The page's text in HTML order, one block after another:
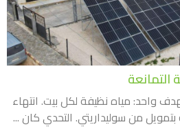
والهدف واحد: مياه نظيفة لكل بيت. انتهاء
من سوليداريتي. التحدي كان ...